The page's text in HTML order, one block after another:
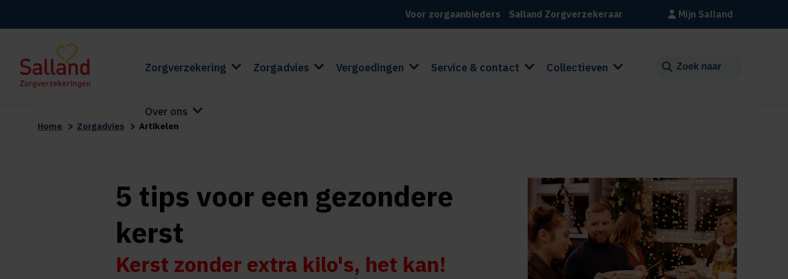
Voor zorgaanbieders Salland Zorgverzekeraar Mijn Salland
Zorgverzekering Zorgadvies Vergoedingen Service & contact Collectieven
Over ons
Home > Zorgadvies > Artikelen
5 tips voor een gezondere
kerst
Kerst zonder extra kilo's, het kan!